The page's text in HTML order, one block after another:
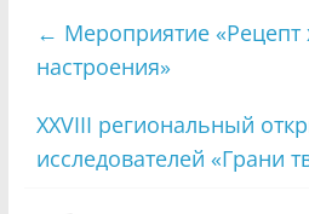
← Мероприятие
настроения»
XXVIII региональный
исследователей «Грани